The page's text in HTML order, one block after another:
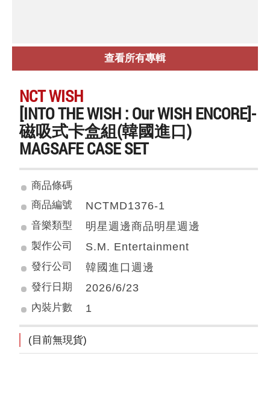
查看所有專輯
NCT WISH
[INTO THE WISH : Our WISH ENCORE]-
磁吸式卡盒組(韓國進口)
MAGSAFE CASE SET
商品條碼
商品編號
NCTMD1376-1
音樂類型 明星週邊商品明星週邊
製作公司 S.M. Entertainment
發行公司 韓國進口週邊
發行日期 2026/6/23
內裝片數 1
(目前無現貨)